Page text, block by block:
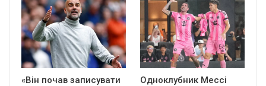
«Він почав записувати
Одноклубник Мессі